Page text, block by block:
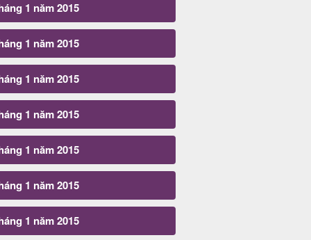
1 năm 2015
1 năm 2015
1 năm 2015
1 năm 2015
1 năm 2015
1 năm 2015
1 năm 2015